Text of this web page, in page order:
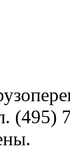
(495)